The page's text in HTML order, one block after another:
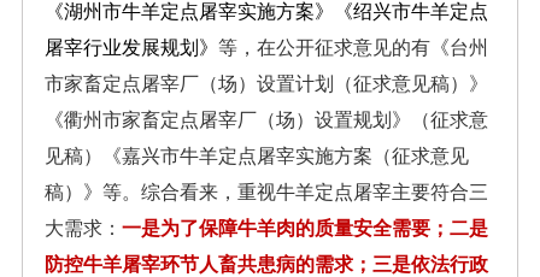
《湖州市牛羊定点屠宰实施方案》《绍兴市牛羊定点
屠宰行业发展规划》 等，在公开征求意见的有《台州
市家畜定点屠宰厂（场）设置计划（征求意见稿）》
《衢州市家畜定点屠宰厂（场）设置规划》（征求意
见稿）《嘉兴市牛羊定点屠宰实施方案（征求意见
稿）》等。综合看来，重视牛羊定点屠宰主要符合三
大需求： 一是为了保障牛羊肉的质量安全需要；二是
防控牛羊屠宰环节人畜共患病的需求；三是依法行政